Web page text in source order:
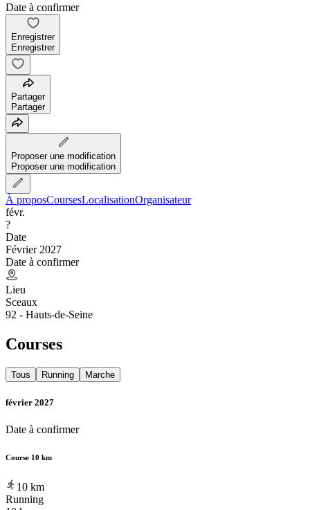
Date à confirmer
Enregistrer
Enregistrer
Partager
Partager
Proposer une modification
Proposer une modification
À proposCoursesLocalisationOrganisateur
févr.
?
Date
Février 2027
Date à confirmer
Lieu
Sceaux
92 - Hauts-de-Seine
Courses
Tous Running Marche
février 2027
Date à confirmer
Course 10 km
10 km
Running